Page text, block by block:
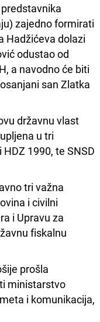
zajedno formirati
Hadžićeva dolazi
odustao od
a navodno će biti
san Zlatka
državnu vlast
u tri
HDZ 1990, te SNSD
tri važna
i civilni
i Upravu za
fiskalnu
prošla
ministarstvo
i komunikacija,